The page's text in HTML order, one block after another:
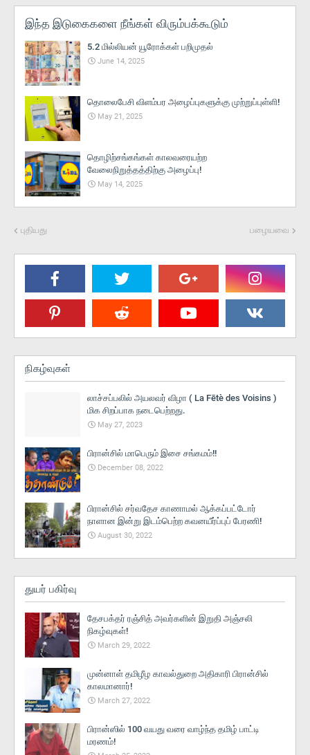
இந்த இடுகைகளை நீங்கள் விரும்பக்கூடும்
5.2 மில்லியன் யூரோக்கள் பறிமுதல்
June 14, 2025
தொலைபேசி விளம்பர அழைப்புகளுக்கு முற்றுப்புள்ளி!
May 21, 2025
தொழிற்சங்கங்கள் காலவரையற்ற
வேலைநிறுத்தத்திற்கு அழைப்பு!
May 14, 2025
புதியது பழையவை
நிகழ்வுகள்
லாச்சப்பலில் அயலவர் விழா ( La Fētè des Voisins )
மிக சிறப்பாக நடைபெற்றது.
May 27, 2023
பிரான்சில் மாபெரும் இசை சங்கமம்!!
December 08, 2022
பிரான்சில் சர்வதேச காணாமல் ஆக்கப்பட்டோர்
நாளான இன்று இடம்பெற்ற கவனயீர்ப்புப் பேரணி!
August 30, 2022
துயர் பகிர்வு
தேசபக்தர் ரஞ்சித் அவர்களின் இறுதி அஞ்சலி
நிகழ்வுகள்!
March 29, 2022
முன்னாள் தமிழீழ காவல்துறை அதிகாரி பிரான்சில்
காலமானார்!
March 27, 2022
பிரான்ஸில் 100 வயது வரை வாழ்ந்த தமிழ் பாட்டி
மரணம்!